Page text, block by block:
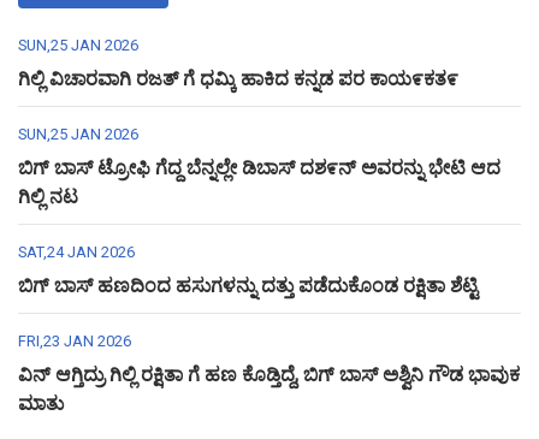
SUN,25 JAN 2026
ಗಿಲ್ಲಿ ವಿಚಾರವಾಗಿ ರಜತ್ ಗೆ ಧಮ್ಕಿ ಹಾಕಿದ ಕನ್ನಡ ಪರ ಕಾಯ೯ಕತ೯
SUN,25 JAN 2026
ಬಿಗ್ ಬಾಸ್ ಟ್ರೋಫಿ ಗೆದ್ದ ಬೆನ್ನಲ್ಲೇ ಡಿಬಾಸ್ ದಶ೯ನ್ ಅವರನ್ನು ಭೇಟಿ ಆದ
ಗಿಲ್ಲಿ ನಟ
SAT,24 JAN 2026
ಬಿಗ್ ಬಾಸ್ ಹಣದಿಂದ ಹಸುಗಳನ್ನು ದತ್ತು ಪಡೆದುಕೊಂಡ ರಕ್ಷಿತಾ ಶೆಟ್ಟಿ
FRI,23 JAN 2026
ವಿನ್ ಆಗ್ತಿದ್ರು ಗಿಲ್ಲಿ ರಕ್ಷಿತಾ ಗೆ ಹಣ ಕೊಡ್ತಿದ್ದೆ, ಬಿಗ್ ಬಾಸ್ ಅಶ್ವಿನಿ ಗೌಡ ಭಾವುಕ
ಮಾತು